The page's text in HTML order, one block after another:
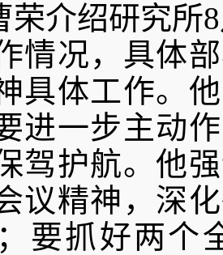
荣介绍研究所8
情况，具体
具体工作。
进一步主动
驾护航。他
议精神，深
要抓好两个